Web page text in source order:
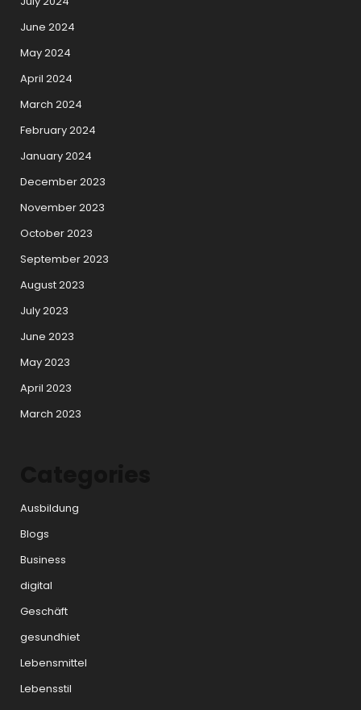
June 2024
May 2024
April 2024
March 2024
February 2024
January 2024
December 2023
November 2023
October 2023
September 2023
August 2023
July 2023
June 2023
May 2023
April 2023
March 2023
Ausbildung
Blogs
Business
digital
Geschäft
gesundhiet
Lebensmittel
Lebensstil